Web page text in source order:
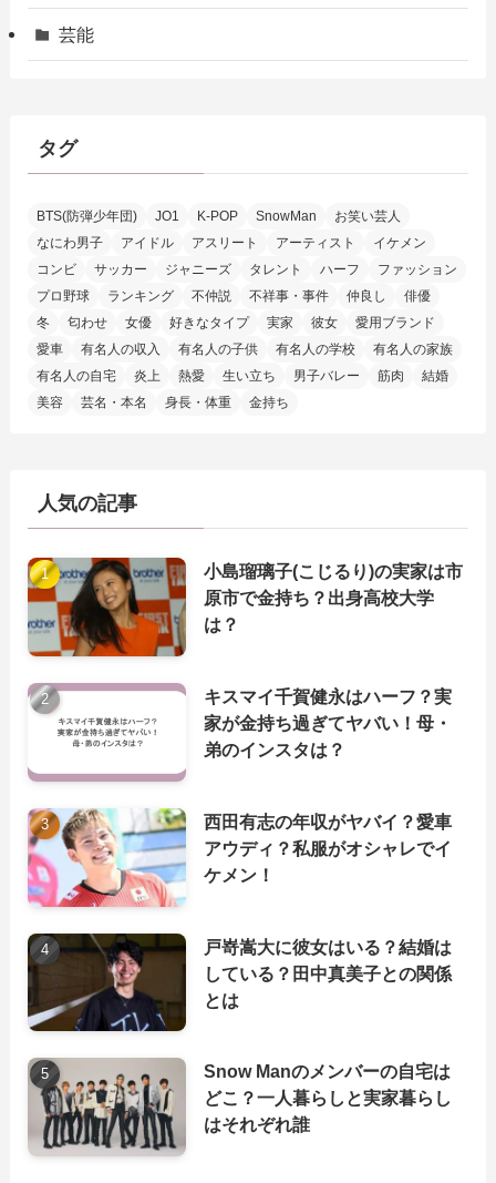
芸能
タグ
BTS(防弾少年団) JO1 K-POP SnowMan
お笑い芸人
なにわ男子
アイドル アスリート アーティスト
イケメン
コンビ
サッカー ジャニーズ タレント ハーフ
ファッション
プロ野球
ランキング 不仲説 不祥事・事件 仲良し
俳優
冬
匂わせ 女優 好きなタイプ 実家 彼女
愛用ブランド
愛車
有名人の収入 有名人の子供 有名人の学校
有名人の家族
有名人の自宅
炎上 熱愛 生い立ち 男子バレー 筋肉
結婚
美容
芸名・本名 身長・体重 金持ち
人気の記事
小島瑠璃子(こじるり)の実家は市
原市で金持ち？出身高校大学
は？
キスマイ千賀健永はハーフ？実
家が金持ち過ぎてヤバい！母・
弟のインスタは？
西田有志の年収がヤバイ？愛車
アウディ？私服がオシャレでイ
ケメン！
戸嵜嵩大に彼女はいる？結婚は
している？田中真美子との関係
とは
Snow Manのメンバーの自宅は
どこ？一人暮らしと実家暮らし
はそれぞれ誰